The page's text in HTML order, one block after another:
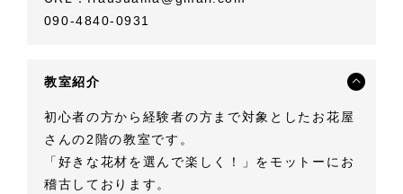
090-4840-0931
教室紹介
初心者の方から経験者の方まで対象としたお花屋
さんの2階の教室です。
「好きな花材を選んで楽しく！」をモットーにお
稽古しております。